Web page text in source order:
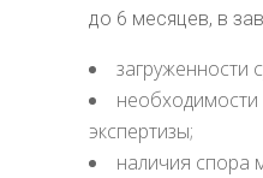
до 6 месяцев, в
загруженности
экспертизы;
наличия спора